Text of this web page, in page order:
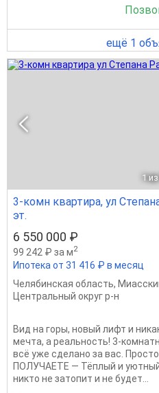
ещё 1
1
3-комн квартира, ул
эт.
6 550 000 ₽
99 242 ₽ за м2
Ипотека от 31 416 ₽ в месяц
Челябинская область,
Центральный округ р-н
Вид на горы, новый лифт и
мечта, а реальность! 3-
всё уже сделано за вас.
ПОЛУЧАЕТЕ — Тёплый и
никто не затопит и не будет...